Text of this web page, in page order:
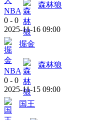
NBA
森林狼
0 - 0
2025-11-16 09:00
掘金
NBA
森林狼
0 - 0
2025-11-15 09:00
国王